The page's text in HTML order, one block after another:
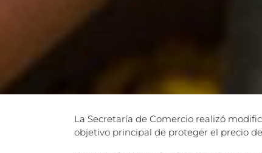
La Secretaría de Comercio realizó
objetivo principal de proteger el precio